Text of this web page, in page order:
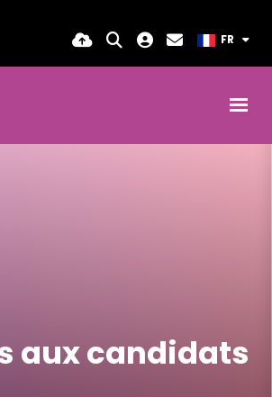
FR
aux candidats